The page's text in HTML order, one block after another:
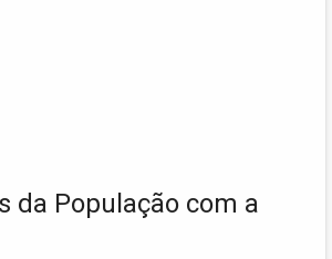
da População com a